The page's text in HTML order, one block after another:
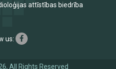
attīstības biedrība
us:
All Rights Reserved